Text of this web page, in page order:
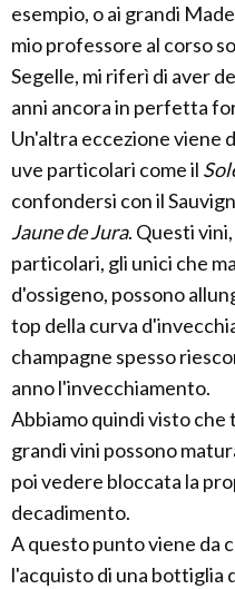
esempio, o ai grandi
mio professore al corso
Segelle, mi riferì di aver
anni ancora in perfetta
Un'altra eccezione viene
uve particolari come il
confondersi con il
Jaune de Jura. Questi
particolari, gli unici che
d'ossigeno, possono
top della curva
champagne spesso
anno l'invecchiamento.
Abbiamo quindi visto che
grandi vini possono
poi vedere bloccata la
decadimento.
A questo punto viene da
l'acquisto di una bottiglia